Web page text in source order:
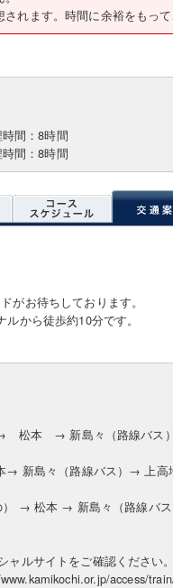
れます。時間に余裕をもっ
間：8時間
間：8時間
がお待ちしております。
から徒歩約10分です。
松本 → 新島々（路線バス
→ 新島々（路線バス）→ 上高
→ 松本 → 新島々（路線バ
ャルサイトをご確認ください
access/